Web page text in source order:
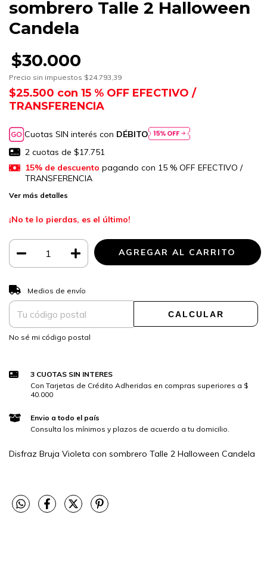
sombrero Talle 2 Halloween
Candela
$30.000
Precio sin impuestos $24.793,39
$25.500 con 15 % OFF EFECTIVO /
TRANSFERENCIA
Cuotas SIN interés con DÉBITO
2 cuotas de $17.751
15% de descuento pagando con 15 % OFF EFECTIVO /
TRANSFERENCIA
Ver más detalles
¡No te lo pierdas, es el último!
Entregas para el CP:
Medios de envío
CALCULAR
No sé mi código postal
3 CUOTAS SIN INTERES
Con Tarjetas de Crédito Adheridas en compras superiores a $
40.000
Envio a todo el país
Consulta los mínimos y plazos de acuerdo a tu domicilio.
Disfraz Bruja Violeta con sombrero Talle 2 Halloween Candela